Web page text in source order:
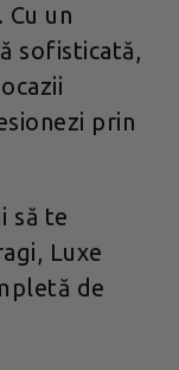
. Cu un
sofisticată,
prin
să te
Luxe
de